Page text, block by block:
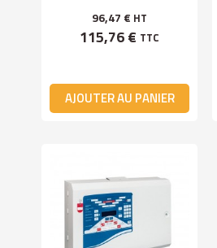
32-001
96,47 € HT
115,76 € TTC
AJOUTER AU PANIER